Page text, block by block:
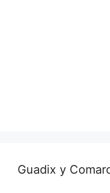
Guadix y